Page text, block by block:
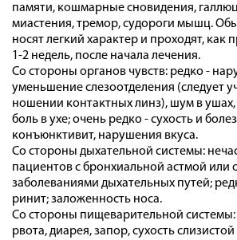
памяти, кошмарные сновидения,
миастения, тремор, судороги мышц.
носят легкий характер и проходят, как
1-2 недель, после начала лечения.
Со стороны органов чувств: редко -
уменьшение слезоотделения (следует
ношении контактных линз), шум в ушах,
боль в ухе; очень редко - сухость и
конъюнктивит, нарушения вкуса.
Со стороны дыхательной системы:
пациентов с бронхиальной астмой или
заболеваниями дыхательных путей;
ринит; заложенность носа.
Со стороны пищеварительной системы:
рвота, диарея, запор, сухость